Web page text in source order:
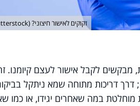
זקוקים לאישור חיצוני? (shutterstock)
מבקשים לקבל אישור לעצם קיומנו.
דריכות מתוחה שמא ניתקל
מוחלטת במה שאחרים יגידו, או כמו